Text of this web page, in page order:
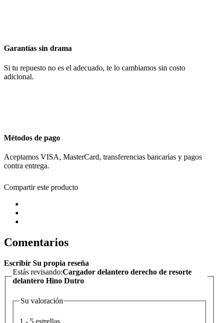
Garantías sin drama
Si tu repuesto no es el adecuado, te lo cambiamos sin costo
adicional.
Métodos de pago
Aceptamos VISA, MasterCard, transferencias bancarias y pagos
contra entrega.
Compartir este producto
Comentarios
Escribir Su propia reseña
Estás revisando:Cargador delantero derecho de resorte
delantero Hino Dutro
Su valoración
1 - 5 estrellas